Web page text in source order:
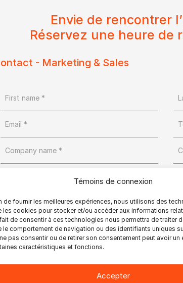
Témoins de connexion
de fournir les meilleures expériences, nous utilisons des
les cookies pour stocker et/ou accéder aux informations
de consentir à ces technologies nous permettra de traiter
le comportement de navigation ou des identifiants uniques
pas consentir ou de retirer son consentement peut avoir
caractéristiques et fonctions.
Accepter
Envie de rencontrer
Réservez une heure de
- Marketing & Sales